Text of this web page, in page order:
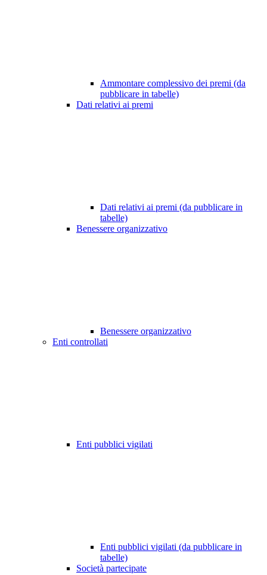
Ammontare complessivo dei premi (da
pubblicare in tabelle)
Dati relativi ai premi
Dati relativi ai premi (da pubblicare in
tabelle)
Benessere organizzativo
Benessere organizzativo
Enti controllati
Enti pubblici vigilati
Enti pubblici vigilati (da pubblicare in
tabelle)
Società partecipate